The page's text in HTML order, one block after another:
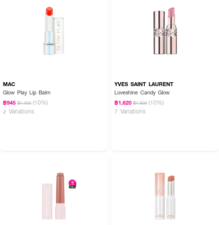
MAC
Glow Play Lip Balm
฿945 ฿1,050 (10%)
2 Variations
YVES SAINT LAURENT
Loveshine Candy Glow
฿1,620 ฿1,800 (10%)
7 Variations